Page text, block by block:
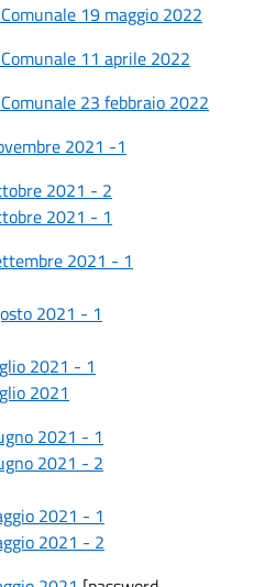
19 maggio 2022
11 aprile 2022
23 febbraio 2022
2021 -1
2021 - 2
2021 - 1
2021 - 1
2021 - 1
2021 - 1
2021
2021 - 1
2021 - 2
2021 - 1
2021 - 2